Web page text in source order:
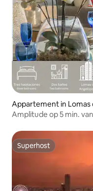
Appartement in Lomas
Amplitude op 5 min.
Superhost
Superhost